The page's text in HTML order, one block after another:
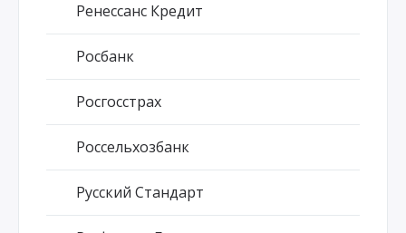
Ренессанс Кредит
Росбанк
Росгосстрах
Россельхозбанк
Русский Стандарт